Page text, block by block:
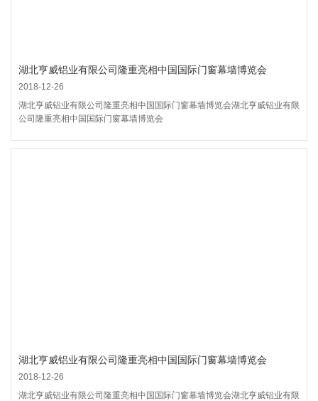
湖北亨威铝业有限公司隆重亮相中国国际门窗幕墙博览会
2018-12-26
湖北亨威铝业有限公司隆重亮相中国国际门窗幕墙博览会湖北亨威铝业有限
公司隆重亮相中国国际门窗幕墙博览会
湖北亨威铝业有限公司隆重亮相中国国际门窗幕墙博览会
2018-12-26
湖北亨威铝业有限公司隆重亮相中国国际门窗幕墙博览会湖北亨威铝业有限